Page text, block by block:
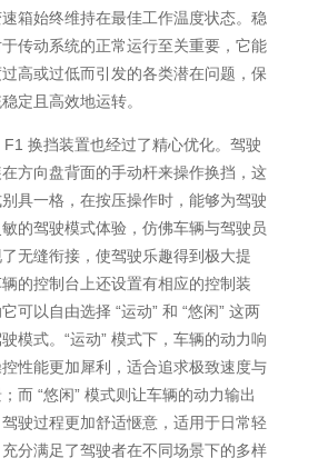
箱始终维持在最佳工作温度状态。稳
传动系统的正常运行至关重要，它能
高或过低而引发的各类潜在问题，保
定且高效地运转。
换挡装置也经过了精心优化。驾驶
方向盘背面的手动杆来操作换挡，这
具一格，在按压操作时，能够为驾驶
的驾驶模式体验，仿佛车辆与驾驶员
无缝衔接，使驾驶乐趣得到极大提
的控制台上还设置有相应的控制装
可以自由选择 “运动” 和 “悠闲” 这两
模式。“运动” 模式下，车辆的动力响
性能更加犀利，适合追求极致速度与
而 “悠闲” 模式则让车辆的动力输出
驶过程更加舒适惬意，适用于日常轻
分满足了驾驶者在不同场景下的多样